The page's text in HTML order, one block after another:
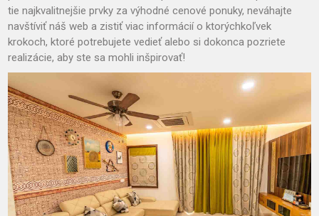
tie najkvalitnejšie prvky za výhodné cenové ponuky, neváhajte
navštíviť náš web a zistiť viac informácií o ktorýchkoľvek
krokoch, ktoré potrebujete vedieť alebo si dokonca pozriete
realizácie, aby ste sa mohli inšpirovať!